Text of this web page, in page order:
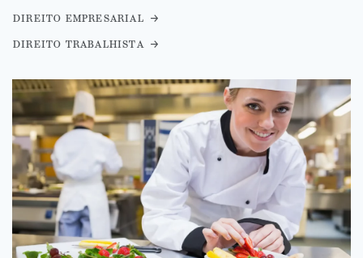
direito empresarial
direito trabalhista